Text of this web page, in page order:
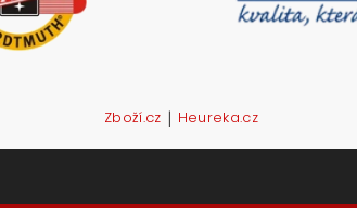
Zboží.cz | Heureka.cz